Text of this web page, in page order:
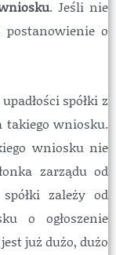
. Jeśli nie
postanowienie o
spółki z
takiego wniosku.
wniosku nie
zarządu od
zależy od
o ogłoszenie
już dużo, dużo